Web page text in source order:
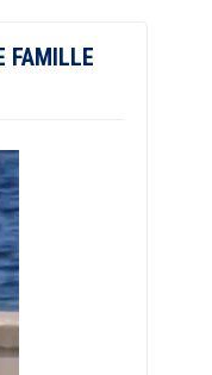
FAMILLE